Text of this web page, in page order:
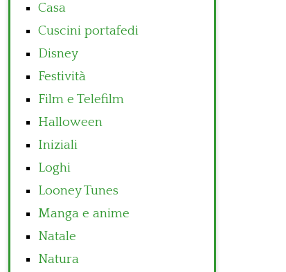
Casa
Cuscini portafedi
Disney
Festività
Film e Telefilm
Halloween
Iniziali
Loghi
Looney Tunes
Manga e anime
Natale
Natura